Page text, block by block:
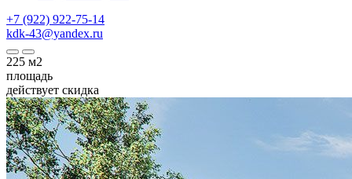
+7 (922) 922-75-14
kdk-43@yandex.ru
225 м2
площадь
действует скидка